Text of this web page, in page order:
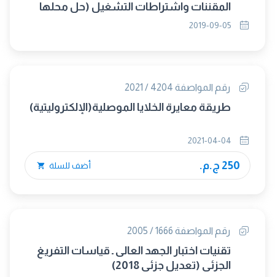
المقننات واشتراطات التشغيل (حل محلها
8268/2019)
رقم المواصفة 4204 / 2021
طريقة معايرة الخلايا الموصلية(الإلكتروليتية)
250 ج.م. أضف للسلة
رقم المواصفة 1666 / 2005
تقنيات اختبار الجهد العالى ـ قياسات التفريغ
الجزئى (تعديل جزئى 2018)